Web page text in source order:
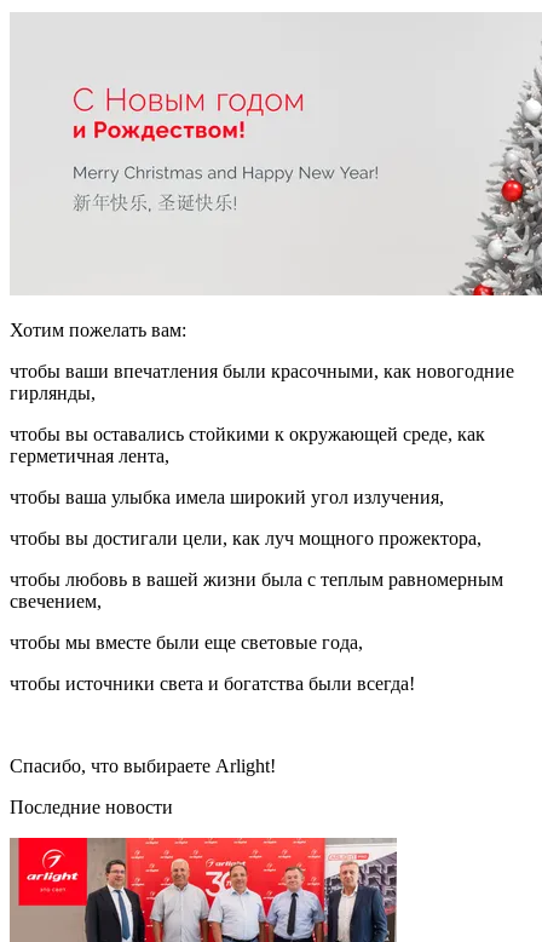
Хотим пожелать вам:
чтобы ваши впечатления были красочными, как новогодние
гирлянды,
чтобы вы оставались стойкими к окружающей среде, как
герметичная лента,
чтобы ваша улыбка имела широкий угол излучения,
чтобы вы достигали цели, как луч мощного прожектора,
чтобы любовь в вашей жизни была с теплым равномерным
свечением,
чтобы мы вместе были еще световые года,
чтобы источники света и богатства были всегда!
Спасибо, что выбираете Arlight!
Последние новости